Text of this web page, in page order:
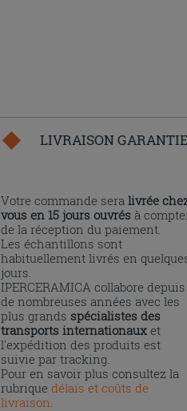
LIVRAISON GARANTIE
Votre commande sera livrée
vous en 15 jours ouvrés à
de la réception du paiement.
Les échantillons sont
habituellement livrés en
jours.
IPERCERAMICA collabore depuis
de nombreuses années avec les
plus grands spécialistes des
transports internationaux et
l'expédition des produits est
suivie par tracking.
Pour en savoir plus consultez la
rubrique délais et coûts de
livraison